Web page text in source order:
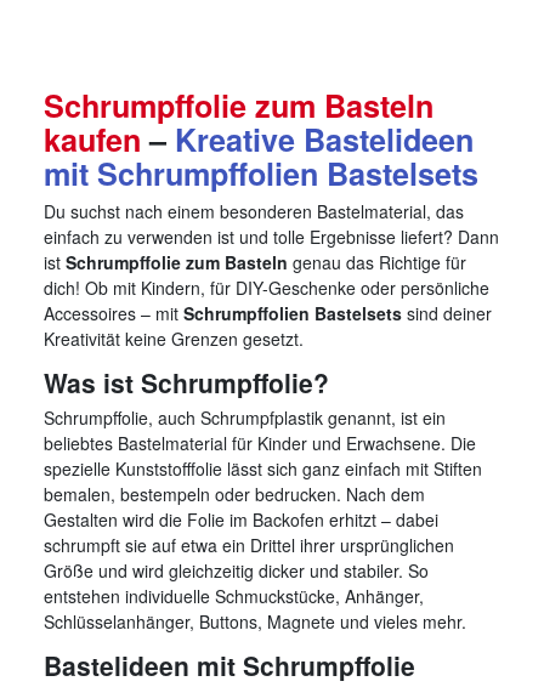
Schrumpffolie zum Basteln
kaufen– Kreative Bastelideen
mit Schrumpffolien Bastelsets
Du suchst nach einem besonderen Bastelmaterial, das
einfach zu verwenden ist und tolle Ergebnisse liefert? Dann
ist Schrumpffolie zum Basteln genau das Richtige für
dich! Ob mit Kindern, für DIY-Geschenke oder persönliche
Accessoires – mit Schrumpffolien Bastelsets sind deiner
Kreativität keine Grenzen gesetzt.
Was ist Schrumpffolie?
Schrumpffolie, auch Schrumpfplastik genannt, ist ein
beliebtes Bastelmaterial für Kinder und Erwachsene. Die
spezielle Kunststofffolie lässt sich ganz einfach mit Stiften
bemalen, bestempeln oder bedrucken. Nach dem
Gestalten wird die Folie im Backofen erhitzt – dabei
schrumpft sie auf etwa ein Drittel ihrer ursprünglichen
Größe und wird gleichzeitig dicker und stabiler. So
entstehen individuelle Schmuckstücke, Anhänger,
Schlüsselanhänger, Buttons, Magnete und vieles mehr.
Bastelideen mit Schrumpffolie